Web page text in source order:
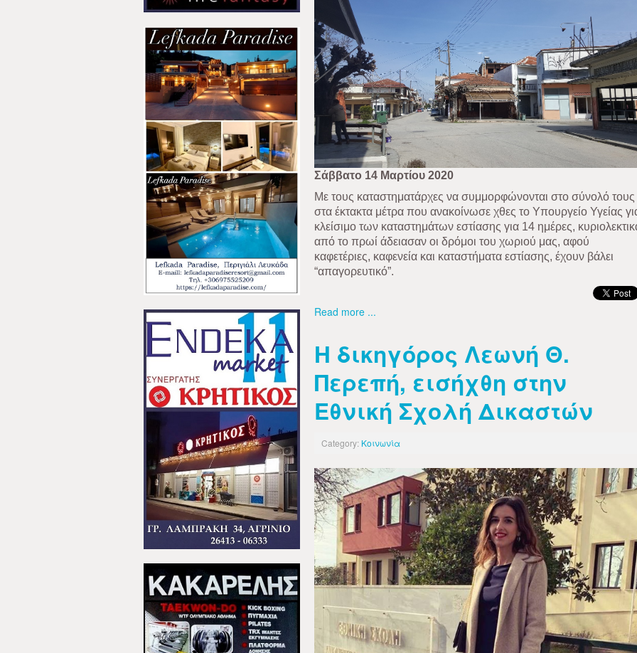
Σάββατο 14 Μαρτίου 2020
Με τους καταστηματάρχες να συμμορφώνονται στο σύνολό τους
στα έκτακτα μέτρα που ανακοίνωσε χθες το Υπουργείο Υγείας
κλείσιμο των καταστημάτων εστίασης για 14 ημέρες,
από το πρωί άδειασαν οι δρόμοι του χωριού μας, αφού
καφετέριες, καφενεία και καταστήματα εστίασης, έχουν βάλει
“απαγορευτικό”.
Read more ...
Η δικηγόρος Λεωνή Θ.
Περεπή, εισήχθη στην
Εθνική Σχολή Δικαστών
Category: Κοινωνία